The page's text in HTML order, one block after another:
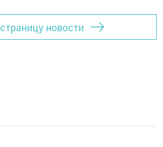
новости